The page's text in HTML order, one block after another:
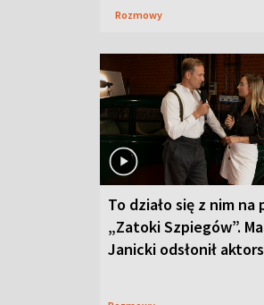
Rozmowy
To działo się z nim na
„Zatoki Szpiegów”.
Janicki odsłonił